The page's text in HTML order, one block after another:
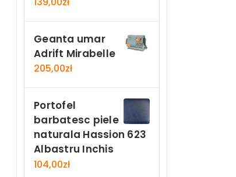
Geanta umar
Adrift Mirabelle
205,00zł
Portofel
barbatesc piele
naturala Hassion 623
Albastru Inchis
104,00zł